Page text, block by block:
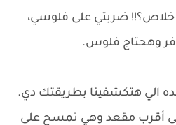
خلاص؟!! ضربتي على فلوسي،
وهحتاج فلوس.
كده الي هتكشفينا بطريقتك دي.
أقرب مقعد وهي تمسح على